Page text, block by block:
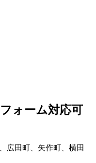
ォーム対応可
広田町 矢作町
横田